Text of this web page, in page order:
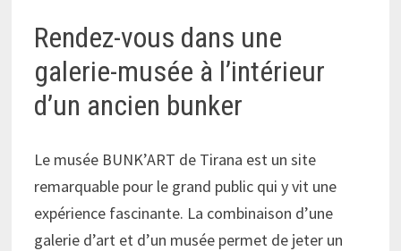
Rendez-vous dans une
galerie-musée à l’intérieur
d’un ancien bunker
Le musée BUNK’ART de Tirana est un site
remarquable pour le grand public qui y vit une
expérience fascinante. La combinaison d’une
galerie d’art et d’un musée permet de jeter un